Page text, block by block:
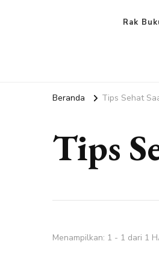
Rak
Beranda Tips Sehat
Tips
Menampilkan: 1 - 1 dari 1